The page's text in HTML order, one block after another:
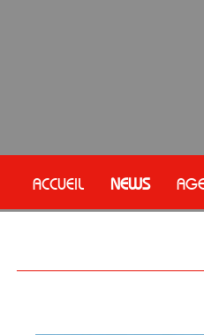
ACCUEIL NEWS